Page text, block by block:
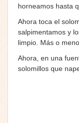
horneamos hasta
Ahora toca el
salpimentamos y
limpio. Más o
Ahora, en una
solomillos que